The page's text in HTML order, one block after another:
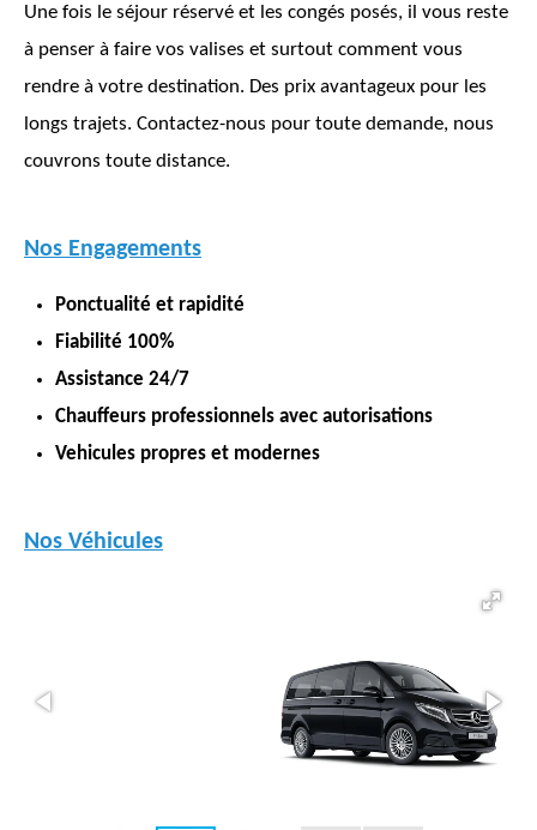
Une fois le séjour réservé et les congés posés, il vous reste
à penser à faire vos valises et surtout comment vous
rendre à votre destination. Des prix avantageux pour les
longs trajets. Contactez-nous pour toute demande, nous
couvrons toute distance.
Nos Engagements
Ponctualité et rapidité
Fiabilité 100%
Assistance 24/7
Chauffeurs professionnels avec autorisations
Vehicules propres et modernes
Nos Véhicules